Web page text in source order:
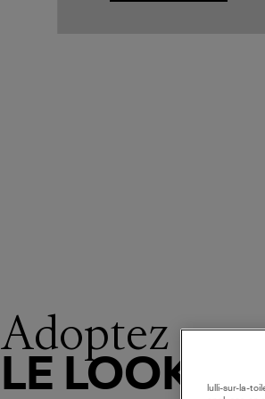
Adoptez
LE LOOK
lulli-sur-la-